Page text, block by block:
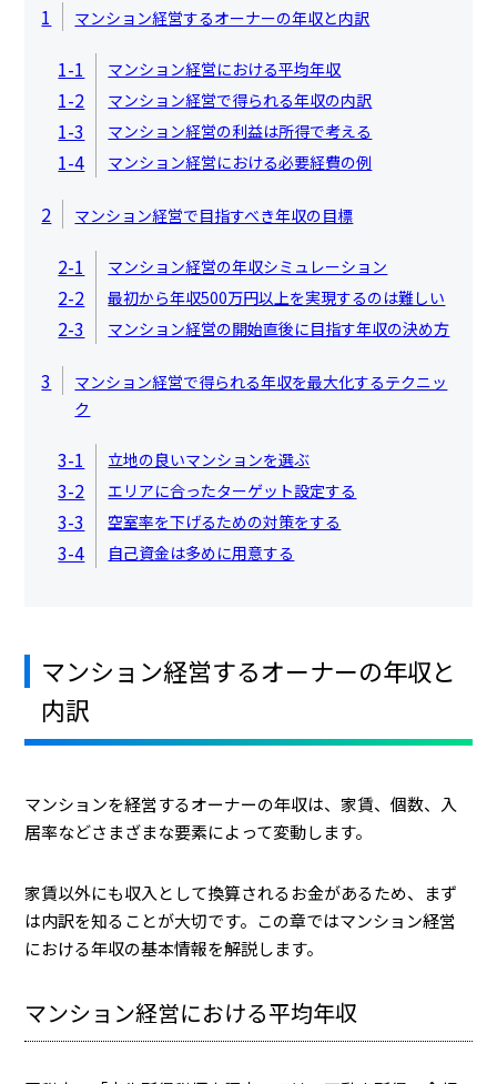
1 マンション経営するオーナーの年収と内訳
1-1 マンション経営における平均年収
1-2 マンション経営で得られる年収の内訳
1-3 マンション経営の利益は所得で考える
1-4 マンション経営における必要経費の例
2 マンション経営で目指すべき年収の目標
2-1 マンション経営の年収シミュレーション
2-2 最初から年収500万円以上を実現するのは難しい
2-3 マンション経営の開始直後に目指す年収の決め方
3
マンション経営で得られる年収を最大化するテクニッ
ク
3-1 立地の良いマンションを選ぶ
3-2 エリアに合ったターゲット設定する
3-3 空室率を下げるための対策をする
3-4 自己資金は多めに用意する
マンション経営するオーナーの年収と
内訳
マンションを経営するオーナーの年収は、家賃、個数、入
居率などさまざまな要素によって変動します。
家賃以外にも収入として換算されるお金があるため、まず
は内訳を知ることが大切です。この章ではマンション経営
における年収の基本情報を解説します。
マンション経営における平均年収